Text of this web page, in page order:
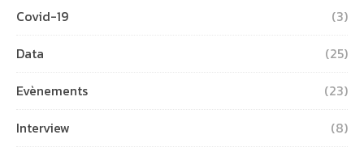
Covid-19
(3)
Data
(25)
Evènements
(23)
Interview
(8)